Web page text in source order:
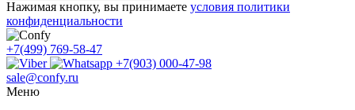
Нажимая кнопку, вы принимаете условия политики
конфиденциальности
+7(499) 769-58-47
+7(903) 000-47-98
sale@confy.ru
Меню